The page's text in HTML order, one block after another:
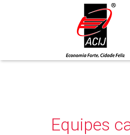
Equipes